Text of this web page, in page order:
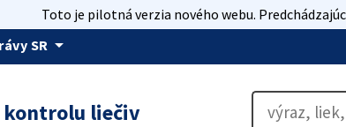
Toto je pilotná verzia nového webu.
SR arrow_drop_down
liečiv